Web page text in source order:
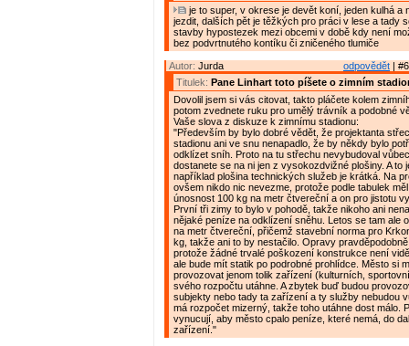
je to super, v okrese je devět koní, jeden kulhá a
jezdit, dalších pět je těžkých pro práci v lese a tady
stavby hypostezek mezi obcemi v době kdy není
bez podvrtnutého kontíku či zničeného tlumiče
odpovědět |
Autor: Jurda
Titulek: Pane Linhart toto píšete o zimním
Dovolil jsem si vás citovat, takto pláčete kolem
potom zvednete ruku pro umělý trávník a podobné
Vaše slova z diskuze k zimnímu stadionu:
"Především by bylo dobré vědět, že projektanta
stadionu ani ve snu nenapadlo, že by někdy bylo
odklízet sníh. Proto na tu střechu nevybudoval
dostanete se na ni jen z vysokozdvižné plošiny. A to
například plošina technických služeb je krátká. Na
ovšem nikdo nic nevezme, protože podle tabulek
únosnost 100 kg na metr čtvereční a on pro jistotu
První tři zimy to bylo v pohodě, takže nikoho ani
nějaké peníze na odklízení sněhu. Letos se tam ale
na metr čtvereční, přičemž stavební norma pro
kg, takže ani to by nestačilo. Opravy
protože žádné trvalé poškození konstrukce není
ale bude mít statik po podrobné prohlídce. Město si
provozovat jenom tolik zařízení (kulturních,
svého rozpočtu utáhne. A zbytek buď budou
subjekty nebo tady ta zařízení a ty služby nebudou
má rozpočet mizerný, takže toho utáhne dost málo.
vynucují, aby město cpalo peníze, které nemá, do
zařízení."